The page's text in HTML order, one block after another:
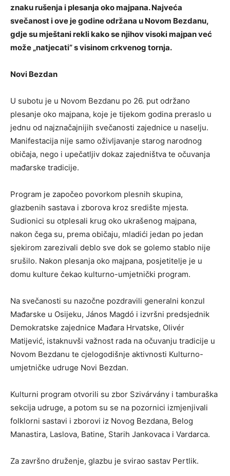
znaku rušenja i plesanja oko majpana. Najveća
svečanost i ove je godine održana u Novom Bezdanu,
gdje su mještani rekli kako se njihov visoki majpan već
može „natjecati” s visinom crkvenog tornja.
Novi Bezdan
U subotu je u Novom Bezdanu po 26. put održano
plesanje oko majpana, koje je tijekom godina preraslo u
jednu od najznačajnijih svečanosti zajednice u naselju.
Manifestacija nije samo oživljavanje starog narodnog
običaja, nego i upečatljiv dokaz zajedništva te očuvanja
mađarske tradicije.
Program je započeo povorkom plesnih skupina,
glazbenih sastava i zborova kroz središte mjesta.
Sudionici su otplesali krug oko ukrašenog majpana,
nakon čega su, prema običaju, mladići jedan po jedan
sjekirom zarezivali deblo sve dok se golemo stablo nije
srušilo. Nakon plesanja oko majpana, posjetitelje je u
domu kulture čekao kulturno-umjetnički program.
Na svečanosti su nazočne pozdravili generalni konzul
Mađarske u Osijeku, János Magdó i izvršni predsjednik
Demokratske zajednice Mađara Hrvatske, Olivér
Matijević, istaknuvši važnost rada na očuvanju tradicije u
Novom Bezdanu te cjelogodišnje aktivnosti Kulturno-
umjetničke udruge Novi Bezdan.
Kulturni program otvorili su zbor Szivárvány i tamburaška
sekcija udruge, a potom su se na pozornici izmjenjivali
folklorni sastavi i zborovi iz Novog Bezdana, Belog
Manastira, Laslova, Batine, Starih Jankovaca i Vardarca.
Za završno druženje, glazbu je svirao sastav Pertlik.